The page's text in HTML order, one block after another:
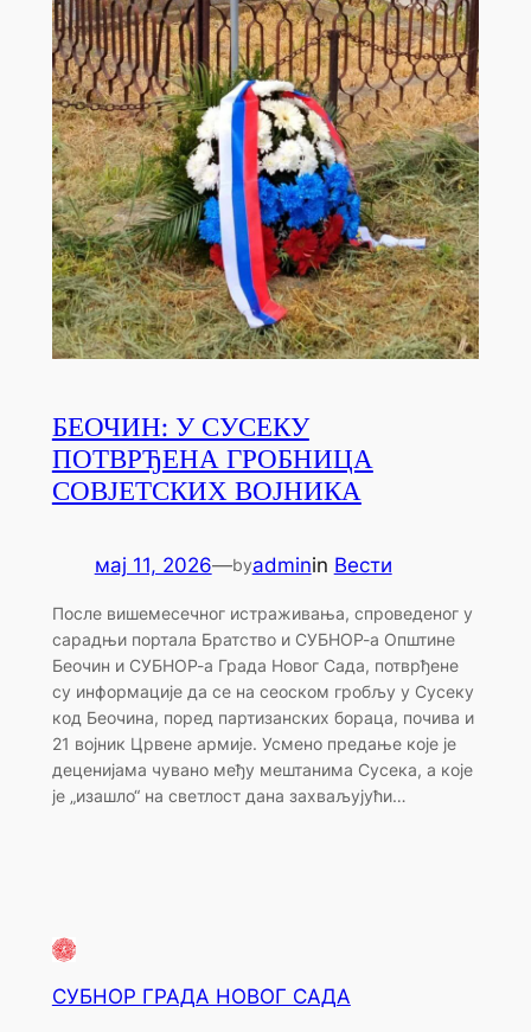
БЕОЧИН: У СУСЕКУ
ПОТВРЂЕНА ГРОБНИЦА
СОВЈЕТСКИХ ВОЈНИКА
мај 11, 2026—byadminin Вести
После вишемесечног истраживања, спроведеног у
сарадњи портала Братство и СУБНОР-а Општине
Беочин и СУБНОР-а Града Новог Сада, потврђене
су информације да се на сеоском гробљу у Сусеку
код Беочина, поред партизанских бораца, почива и
21 војник Црвене армије. Усмено предање које је
деценијама чувано међу мештанима Сусека, а које
је „изашло“ на светлост дана захваљујући…
СУБНОР ГРАДА НОВОГ САДА